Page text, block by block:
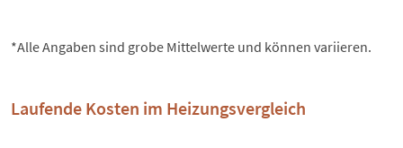
*Alle Angaben sind grobe Mittelwerte und können variieren.
Laufende Kosten im Heizungsvergleich